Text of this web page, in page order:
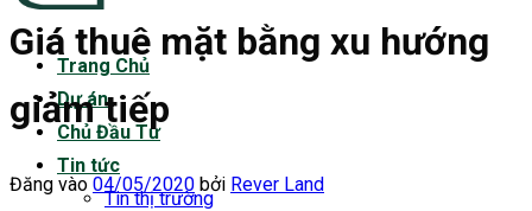
Trang Chủ
Dự án
Chủ Đầu Tư
Tin tức
Tin thị trường
Giá thuê mặt bằng xu hướng
giảm tiếp
Đăng vào 04/05/2020 bởi Rever Land